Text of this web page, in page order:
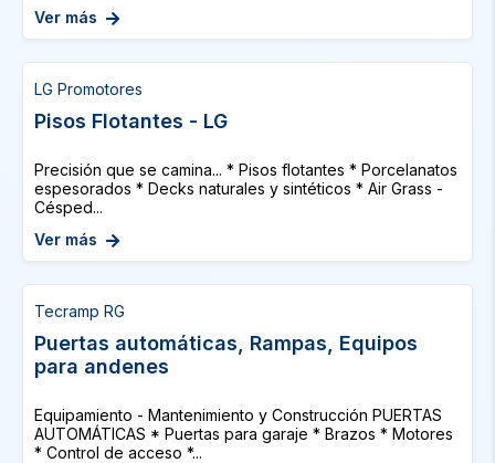
Ver más
LG Promotores
Pisos Flotantes - LG
Precisión que se camina... * Pisos flotantes * Porcelanatos
espesorados * Decks naturales y sintéticos * Air Grass -
Césped...
Ver más
Tecramp RG
Puertas automáticas, Rampas, Equipos
para andenes
Equipamiento - Mantenimiento y Construcción PUERTAS
AUTOMÁTICAS * Puertas para garaje * Brazos * Motores
* Control de acceso *...